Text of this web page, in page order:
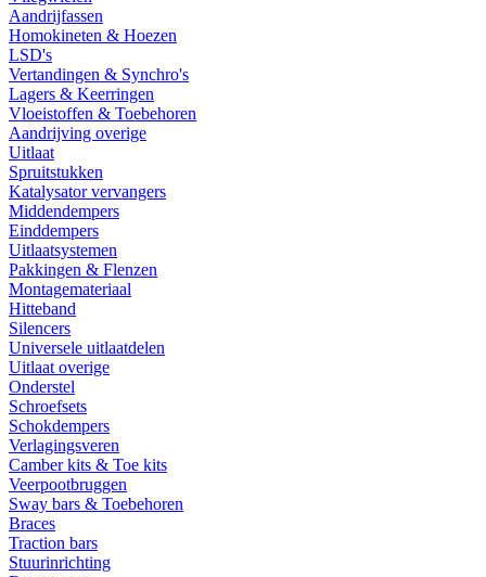
Aandrijfassen
Homokineten & Hoezen
LSD's
Vertandingen & Synchro's
Lagers & Keerringen
Vloeistoffen & Toebehoren
Aandrijving overige
Uitlaat
Spruitstukken
Katalysator vervangers
Middendempers
Einddempers
Uitlaatsystemen
Pakkingen & Flenzen
Montagemateriaal
Hitteband
Silencers
Universele uitlaatdelen
Uitlaat overige
Onderstel
Schroefsets
Schokdempers
Verlagingsveren
Camber kits & Toe kits
Veerpootbruggen
Sway bars & Toebehoren
Braces
Traction bars
Stuurinrichting